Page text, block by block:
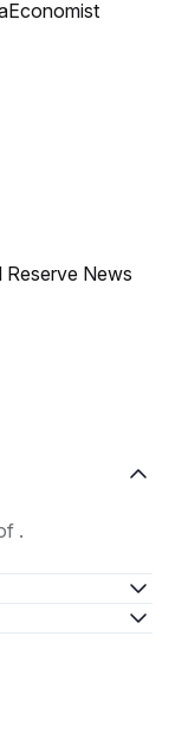
Reserve News
.